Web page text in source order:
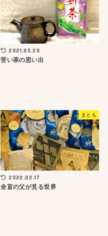
2021.05.20
苦い茶の思い出
まとも
2022.02.17
全盲の父が見る世界